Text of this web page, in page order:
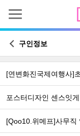
구인정보
[연변화진국제여행사]
포스터디자인 센스잇
[Qoo10.위메프]사무직